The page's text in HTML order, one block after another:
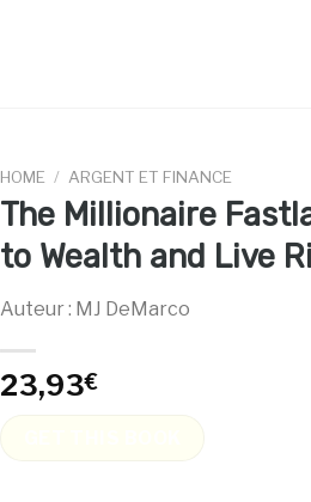
HOME / ARGENT ET FINANCE
The Millionaire
to Wealth and Live
Auteur : MJ DeMarco
23,93€